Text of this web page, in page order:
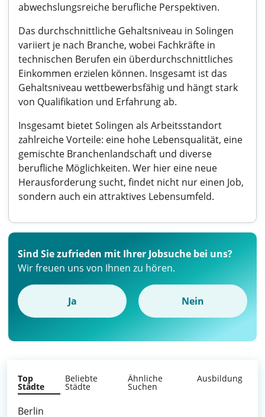
abwechslungsreiche berufliche Perspektiven.
Das durchschnittliche Gehaltsniveau in Solingen
variiert je nach Branche, wobei Fachkräfte in
technischen Berufen ein überdurchschnittliches
Einkommen erzielen können. Insgesamt ist das
Gehaltsniveau wettbewerbsfähig und hängt stark
von Qualifikation und Erfahrung ab.
Insgesamt bietet Solingen als Arbeitsstandort
zahlreiche Vorteile: eine hohe Lebensqualität, eine
gemischte Branchenlandschaft und diverse
berufliche Möglichkeiten. Wer hier eine neue
Herausforderung sucht, findet nicht nur einen Job,
sondern auch ein attraktives Lebensumfeld.
Sind Sie zufrieden mit Ihrer Jobsuche bei uns?
Wir freuen uns von Ihnen zu hören.
Ja Nein
Top
Städte
Beliebte
Städte
Ähnliche
Suchen
Ausbildung
Berlin